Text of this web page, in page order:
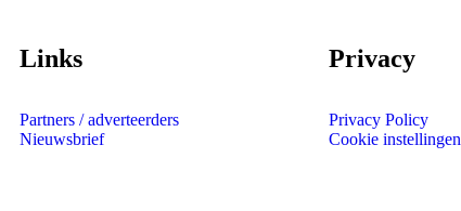
Links
Partners / adverteerders
Nieuwsbrief
Privacy
Privacy Policy
Cookie instellingen